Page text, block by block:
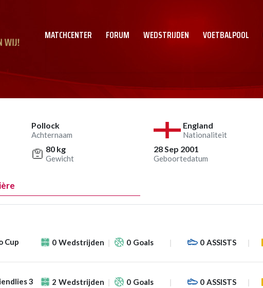
MATCHCENTER FORUM WEDSTRIJDEN VOETBALPOOL
Pollock
Achternaam
England
Nationaliteit
80 kg
Gewicht
28 Sep 2001
Geboortedatum
Cup 0 Wedstrijden 0 Goals 0 ASSISTS
3 2 Wedstrijden 0 Goals 0 ASSISTS